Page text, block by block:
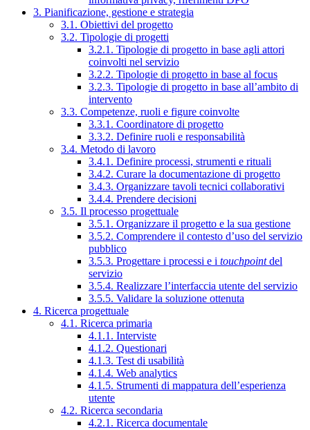
3. Pianificazione, gestione e strategia
3.1. Obiettivi del progetto
3.2. Tipologie di progetti
3.2.1. Tipologie di progetto in base agli attori
coinvolti nel servizio
3.2.2. Tipologie di progetto in base al focus
3.2.3. Tipologie di progetto in base all’ambito di
intervento
3.3. Competenze, ruoli e figure coinvolte
3.3.1. Coordinatore di progetto
3.3.2. Definire ruoli e responsabilità
3.4. Metodo di lavoro
3.4.1. Definire processi, strumenti e rituali
3.4.2. Curare la documentazione di progetto
3.4.3. Organizzare tavoli tecnici collaborativi
3.4.4. Prendere decisioni
3.5. Il processo progettuale
3.5.1. Organizzare il progetto e la sua gestione
3.5.2. Comprendere il contesto d’uso del servizio
pubblico
3.5.3. Progettare i processi e i touchpointdel
servizio
3.5.4. Realizzare l’interfaccia utente del servizio
3.5.5. Validare la soluzione ottenuta
4. Ricerca progettuale
4.1. Ricerca primaria
4.1.1. Interviste
4.1.2. Questionari
4.1.3. Test di usabilità
4.1.4. Web analytics
4.1.5. Strumenti di mappatura dell’esperienza
utente
4.2. Ricerca secondaria
4.2.1. Ricerca documentale